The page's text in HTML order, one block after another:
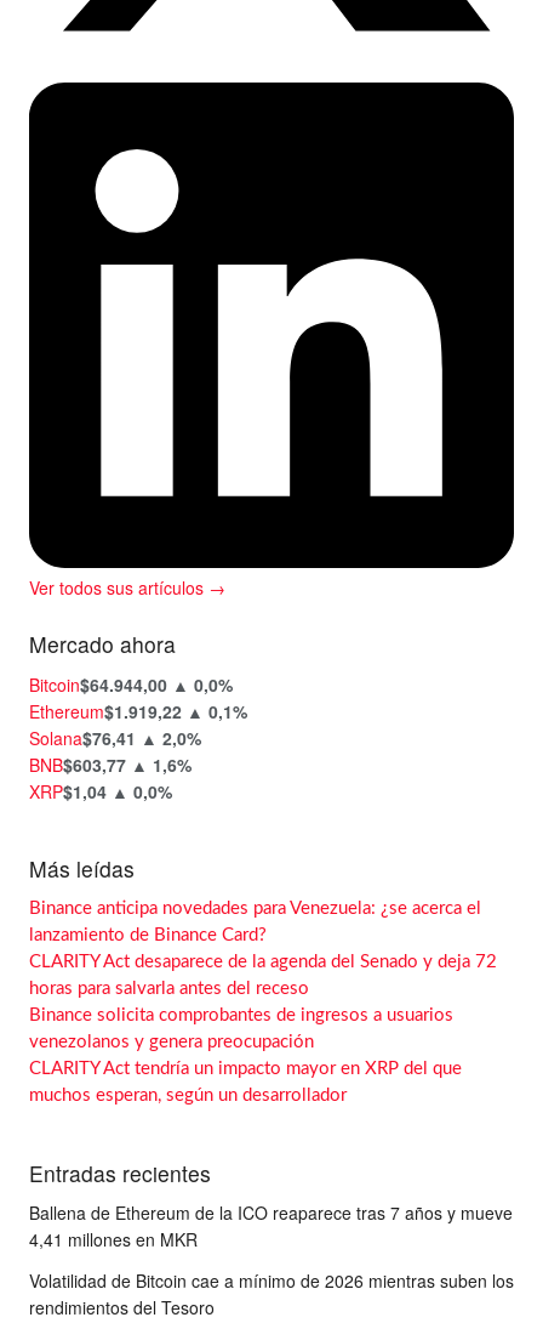
Ver todos sus artículos →
Mercado ahora
Bitcoin$64.944,00 ▲ 0,0%
Ethereum$1.919,22 ▲ 0,1%
Solana$76,41 ▲ 2,0%
BNB$603,77 ▲ 1,6%
XRP$1,04 ▲ 0,0%
Más leídas
Binance anticipa novedades para Venezuela: ¿se acerca el
lanzamiento de Binance Card?
CLARITY Act desaparece de la agenda del Senado y deja 72
horas para salvarla antes del receso
Binance solicita comprobantes de ingresos a usuarios
venezolanos y genera preocupación
CLARITY Act tendría un impacto mayor en XRP del que
muchos esperan, según un desarrollador
Entradas recientes
Ballena de Ethereum de la ICO reaparece tras 7 años y mueve
4,41 millones en MKR
Volatilidad de Bitcoin cae a mínimo de 2026 mientras suben los
rendimientos del Tesoro